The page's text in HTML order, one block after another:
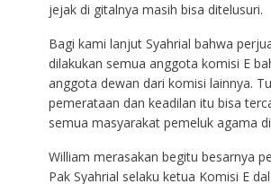
jejak di gitalnya masih bisa ditelusuri.
Bagi kami lanjut Syahrial bahwa
dilakukan semua anggota komisi E
anggota dewan dari komisi lainnya.
pemerataan dan keadilan itu bisa
semua masyarakat pemeluk agama
William merasakan begitu besarnya
Pak Syahrial selaku ketua Komisi E